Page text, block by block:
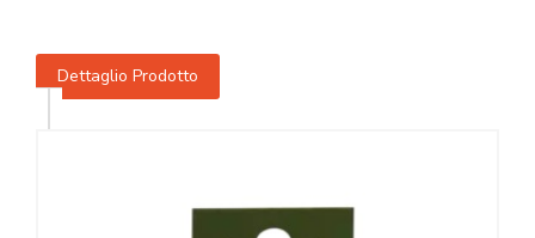
Dettaglio Prodotto